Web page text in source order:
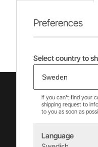
Preferences
Select country to
If you can't find your
shipping request to
to you as soon as
Language